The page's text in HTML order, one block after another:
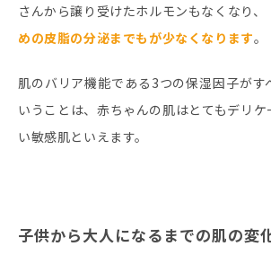
さんから譲り受けたホルモンもなくなり、
めの皮脂の分泌までもが少なくなります。
肌のバリア機能である3つの保湿因子がす
いうことは、赤ちゃんの肌はとてもデリ
い敏感肌といえます。
子供から大人になるまでの肌の変